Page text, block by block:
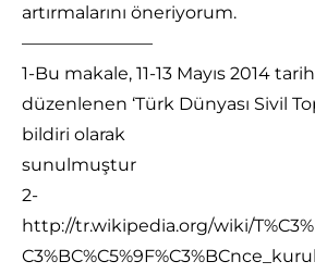
artırmalarını öneriyorum.
———————–
1-Bu makale, 11-13 Mayıs 2014
düzenlenen ‘Türk Dünyası Sivil
bildiri olarak
sunulmuştur
2-
http://tr.wikipedia.org/wiki/